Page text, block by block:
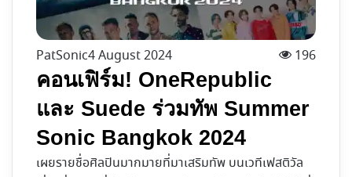
PatSonic4 August 2024 196
คอนเฟิร์ม! OneRepublic
และ Suede ร่วมทัพ Summer
Sonic Bangkok 2024
เผยรายชื่อศิลปินมากมายที่มาเสริมทัพ บนเวทีเฟสติวัล